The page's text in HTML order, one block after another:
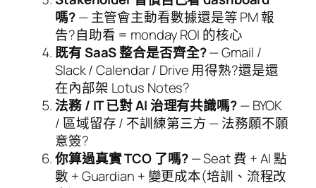
嗎?— 主管會主動看數據還是等 PM 報
告?自助看 = monday ROI 的核心
既有 SaaS 整合是否齊全?— Gmail /
Slack / Calendar / Drive 用得熟?還是還
在內部架 Lotus Notes?
法務 / IT 已對 AI 治理有共識嗎?— BYOK
/ 區域留存 / 不訓練第三方 — 法務願不願
意簽?
你算過真實 TCO 了嗎?— Seat 費 + AI 點
數 + Guardian + 變更成本(培訓、流程改